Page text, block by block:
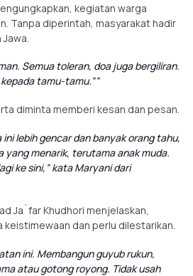
kegiatan warga
Tanpa diperintah, masyarakat hadir
Semua toleran, doa juga bergiliran.
tamu-tamu.”
diminta memberi kesan dan pesan.
ini lebih gencar dan banyak orang tahu,
yang menarik, terutama anak muda.
ke sini,” kata Maryani dari
Ja`far Khudhori menjelaskan,
dan perlu dilestarikan.
ini. Membangun guyub rukun,
atau gotong royong. Tidak usah